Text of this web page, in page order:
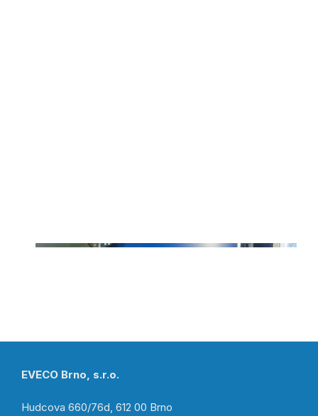
EVECO Brno, s.r.o.
Hudcova 660/76d, 612 00 Brno